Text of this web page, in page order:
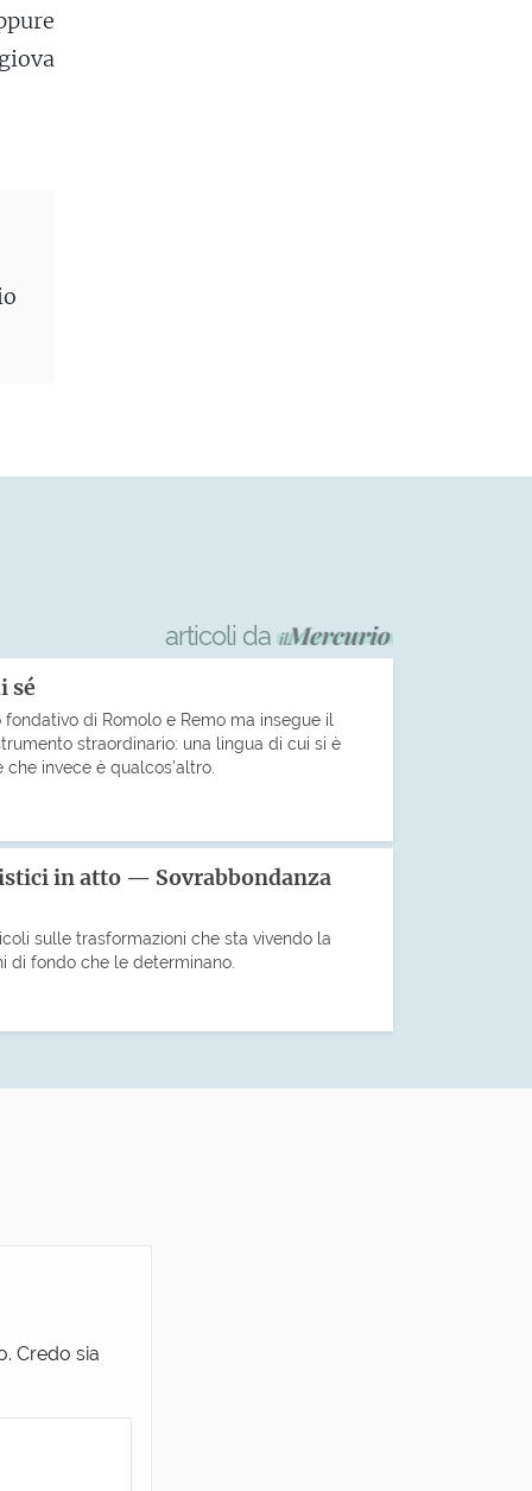
articoli da
sé
di Romolo e Remo ma insegue il
straordinario: una lingua di cui si è
che invece è qualcos’altro.
in atto — Sovrabbondanza
sulle trasformazioni che sta vivendo la
di fondo che le determinano.
Credo sia